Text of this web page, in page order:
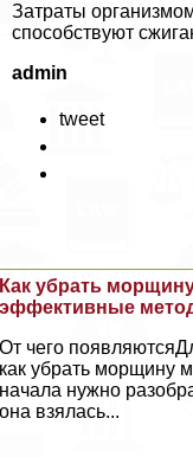
Затраты
способствуют
admin
tweet
Как убрать
эффективные
От чего
как убрать морщину
начала нужно
она взялась...